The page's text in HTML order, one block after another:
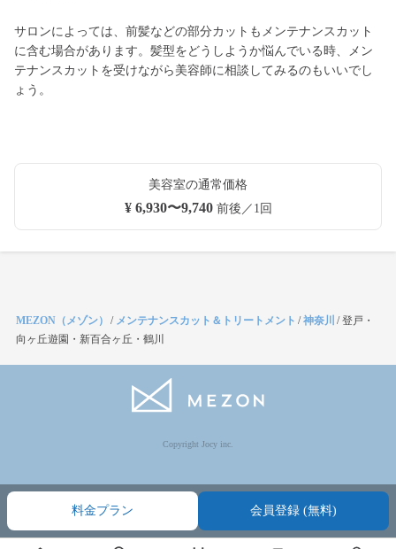
サロンによっては、前髪などの部分カットもメンテナンスカット
に含む場合があります。髪型をどうしようか悩んでいる時、メン
テナンスカットを受けながら美容師に相談してみるのもいいでし
ょう。
美容室の通常価格
¥ 6,930〜9,740前後／1回
料金プラン 会員登録 (無料)
MEZON（メゾン） / メンテナンスカット＆トリートメント /神奈川 /登戸・
向ヶ丘遊園・新百合ヶ丘・鶴川
Copyright Jocy inc.